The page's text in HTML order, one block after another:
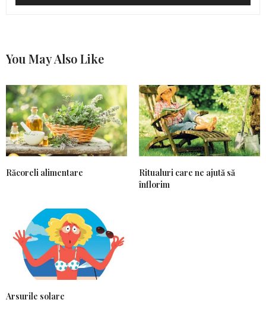
You May Also Like
Răcoreli alimentare
Ritualuri care ne ajută să
înflorim
Arsurile solare